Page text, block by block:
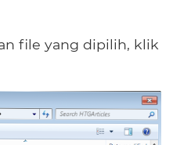
file yang dipilih, klik